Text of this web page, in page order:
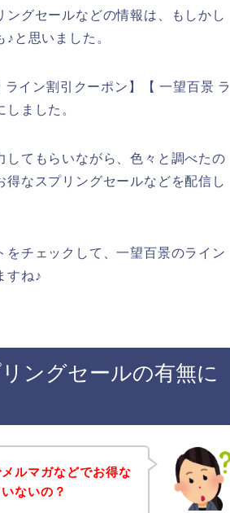
グセールなどの情報は、もしかし
と思いました。
イン割引クーポン】【 一望百景 ラ
ました。
てもらいながら、色々と調べたの
なスプリングセールなどを配信し
チェックして、一望百景のライン
すね♪
ングセールの有無に
ルマガなどでお得な
ないの？